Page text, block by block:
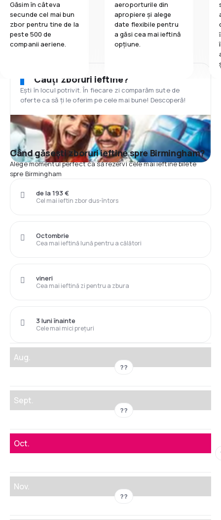
Găsim în câteva
secunde cel mai bun
zbor pentru tine de la
peste 500 de
companii aeriene.
aeroporturile din
apropiere și alege
date flexibile pentru
a găsi cea mai ieftină
opțiune.
Cauți zboruri ieftine?
Ești în locul potrivit. În fiecare zi comparăm sute de
oferte ca să ți le oferim pe cele mai bune! Descoperă!
Când găsești zboruri ieftine spre Birmingham?
Alege momentul perfect ca să rezervi cele mai ieftine bilete
spre Birmingham
Cel mai ieftin zbor dus-întors
de la 193 €
Cea mai ieftină lună pentru a călători
Octombrie
Cea mai ieftină zi pentru a zbura
vineri
Cele mai mici prețuri
3 luni înainte
Aug.
??
Sept.
??
Oct.
Nov.
??